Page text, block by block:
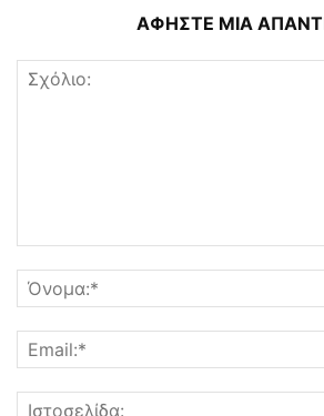
ΑΦΗΣΤΕ ΜΙΑ